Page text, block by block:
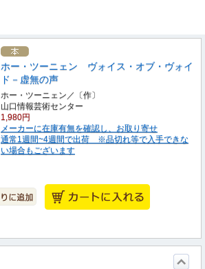
ホー・ツーニェン ヴォイス・オブ・ヴォイ
ド－虚無の声
ホー・ツーニェン／〔作〕
山口情報芸術センター
1,980円
メーカーに在庫有無を確認し、お取り寄せ
通常1週間~4週間で出荷 ※品切れ等で入手できな
い場合もございます